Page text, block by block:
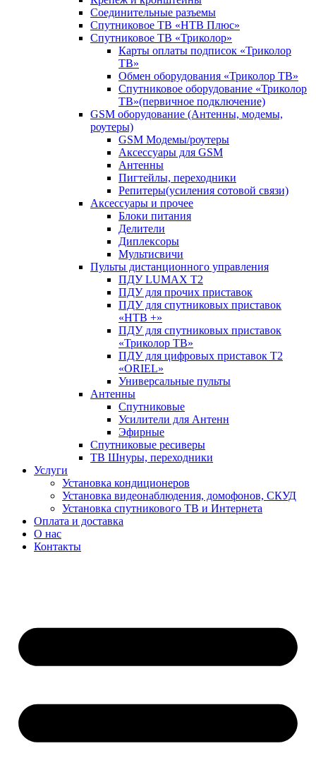
Соединительные разъемы
Спутниковое ТВ «НТВ Плюс»
Спутниковое ТВ «Триколор»
Карты оплаты подписок «Триколор
ТВ»
Обмен оборудования «Триколор ТВ»
Спутниковое оборудование «Триколор
ТВ»(первичное подключение)
GSM оборудование (Антенны, модемы,
роутеры)
GSM Модемы/роутеры
Аксессуары для GSM
Антенны
Пигтейлы, переходники
Репитеры(усиления сотовой связи)
Аксессуары и прочее
Блоки питания
Делители
Диплексоры
Мультисвичи
Пульты дистанционного управления
ПДУ LUMAX Т2
ПДУ для прочих приставок
ПДУ для спутниковых приставок
«НТВ +»
ПДУ для спутниковых приставок
«Триколор ТВ»
ПДУ для цифровых приставок Т2
«ORIEL»
Универсальные пульты
Антенны
Спутниковые
Усилители для Антенн
Эфирные
Спутниковые ресиверы
ТВ Шнуры, переходники
Услуги
Установка кондиционеров
Установка видеонаблюдения, домофонов, СКУД
Установка спутникового ТВ и Интернета
Оплата и доставка
О нас
Контакты